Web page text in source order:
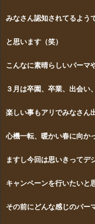
みなさん認知されてるよう
と思います（笑）
こんなに素晴らしいパーマ
３月は卒園、卒業、出会い
楽しい事もアリでみなさん
心機一転、 暖かい春に向か
ますし今回は思いきってデ
キャンペーンを行いたいと
その前にどんな感じのパー